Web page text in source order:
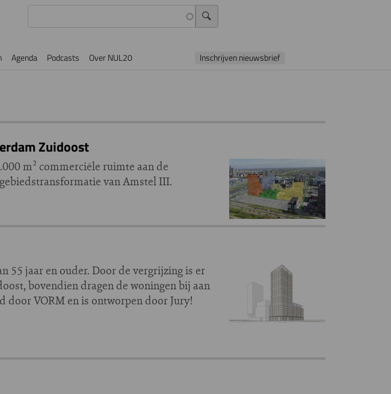
Agenda Podcasts Over NUL20 Inschrijven nieuwsbrief
Zuidoost
m² commerciële ruimte aan de
van Amstel III.
55 jaar en ouder. Door de vergrijzing is er
bovendien dragen de woningen bij aan
VORM en is ontworpen door Jury!